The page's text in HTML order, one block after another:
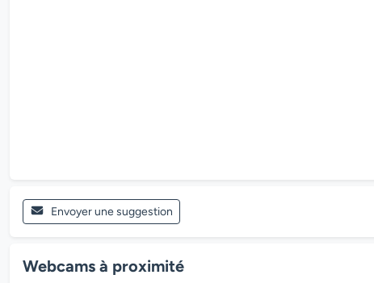
Envoyer une suggestion
Webcams à proximité